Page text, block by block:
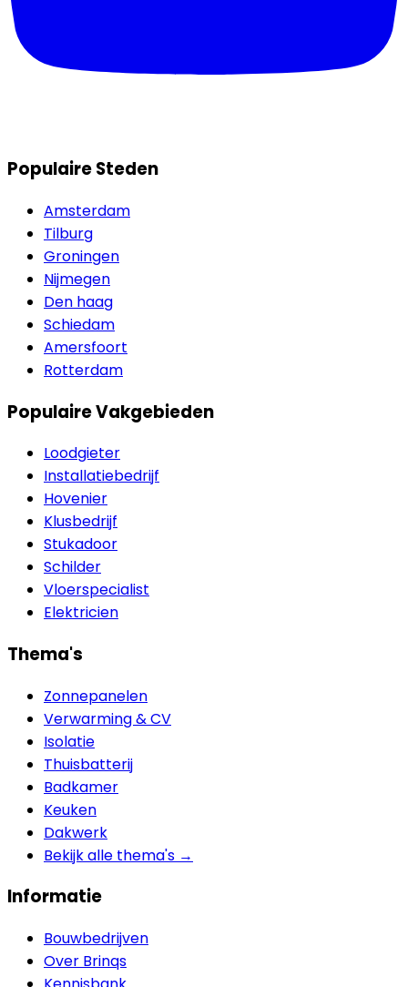
Populaire Steden
Amsterdam
Tilburg
Groningen
Nijmegen
Den haag
Schiedam
Amersfoort
Rotterdam
Populaire Vakgebieden
Loodgieter
Installatiebedrijf
Hovenier
Klusbedrijf
Stukadoor
Schilder
Vloerspecialist
Elektricien
Thema's
Zonnepanelen
Verwarming & CV
Isolatie
Thuisbatterij
Badkamer
Keuken
Dakwerk
Bekijk alle thema's →
Informatie
Bouwbedrijven
Over Brinqs